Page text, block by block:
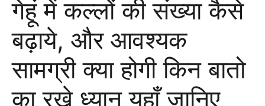
गेहूं में कल्लों की संख्या कैसे
बढ़ाये, और आवश्यक
सामग्री क्या होगी किन बातो
का रखे ध्यान यहाँ जानिए